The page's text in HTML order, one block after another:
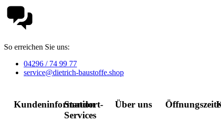
So erreichen Sie uns:
04296 / 74 99 77
service@dietrich-baustoffe.shop
Kundeninformation
Standort-
Services
Über uns